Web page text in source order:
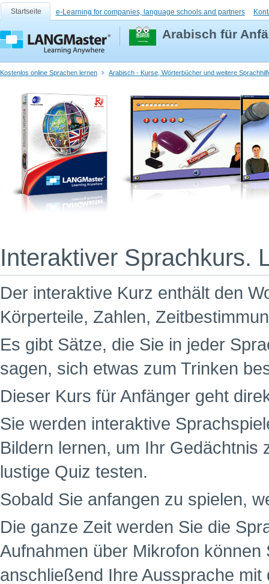
Startseite e-Learning for companies, language schools and partners
Arabisch für
Kostenlos online Sprachen lernen Arabisch - Kurse, Wörterbücher und weitere
Interaktiver Sprachkurs.
Der interaktive Kurz enthält den
Körperteile, Zahlen,
Es gibt Sätze, die Sie in jeder
sagen, sich etwas zum Trinken
Dieser Kurs für Anfänger geht
Sie werden interaktive
Bildern lernen, um Ihr Gedächtnis
lustige Quiz testen.
Sobald Sie anfangen zu spielen,
Die ganze Zeit werden Sie die
Aufnahmen über Mikrofon
anschließend Ihre Aussprache